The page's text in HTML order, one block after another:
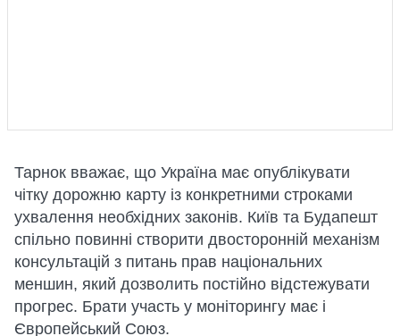
Тарнок вважає, що Україна має опублікувати
чітку дорожню карту із конкретними строками
ухвалення необхідних законів. Київ та Будапешт
спільно повинні створити двосторонній механізм
консультацій з питань прав національних
меншин, який дозволить постійно відстежувати
прогрес. Брати участь у моніторингу має і
Європейський Союз.